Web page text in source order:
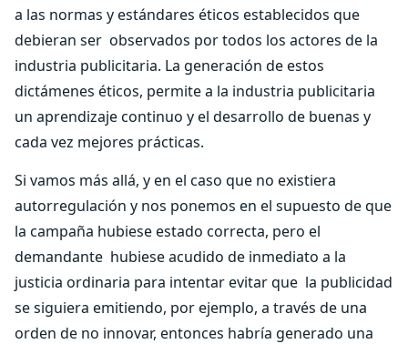
a las normas y estándares éticos establecidos que
debieran ser observados por todos los actores de la
industria publicitaria. La generación de estos
dictámenes éticos, permite a la industria publicitaria
un aprendizaje continuo y el desarrollo de buenas y
cada vez mejores prácticas.
Si vamos más allá, y en el caso que no existiera
autorregulación y nos ponemos en el supuesto de que
la campaña hubiese estado correcta, pero el
demandante hubiese acudido de inmediato a la
justicia ordinaria para intentar evitar que la publicidad
se siguiera emitiendo, por ejemplo, a través de una
orden de no innovar, entonces habría generado una